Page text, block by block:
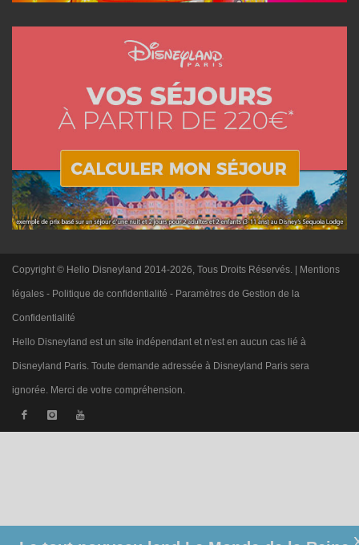
Copyright © Hello Disneyland 2014-2026, Tous Droits Réservés. | Mentions
légales - Politique de confidentialité - Paramètres de Gestion de la
Confidentialité
Hello Disneyland est un site indépendant et n'est en aucun cas lié à
Disneyland Paris. Toute demande adressée à Disneyland Paris sera
ignorée. Merci de votre compréhension.